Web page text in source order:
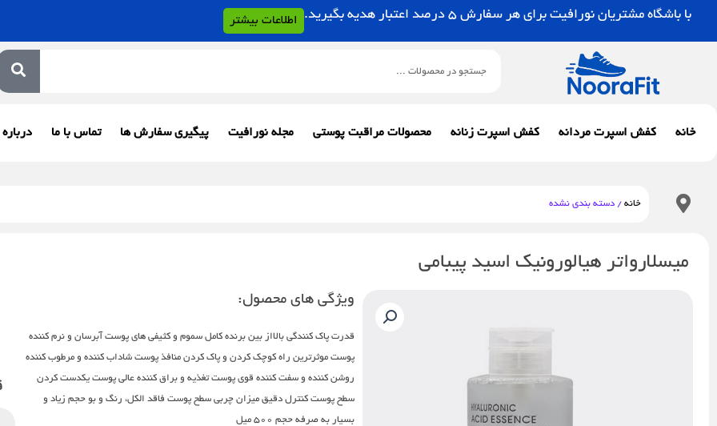
با باشگاه مشتریان نورافیت برای هر سفارش 5 درصد اعتبار هدیه بگیرید. اطلاعات بیشتر
خانه کفش اسپرت مردانه کفش اسپرت زنانه محصولات مراقبت پوستی مجله نورافیت پیگیری سفارش ها تماس با ما درباره
خانه / دسته بندی نشده
میسلارواتر هیالورونیک اسید پیبامی
ویژگی های محصول:
قدرت پاک کنندگی بالااز بین برنده کامل سموم و کثیفی های پوست آبرسان و نرم کننده
پوست موثرترین راه کوچک کردن و پاک کردن منافذ پوست شاداب کننده و مرطوب کننده
روشن کننده و سفت کننده قوی پوست تغذیه و براق کننده عالی پوست یکدست کردن
سطح پوست کنترل دقیق میزان چربی سطح پوست فاقد الکل، رنگ و بو حجم زیاد و
بسیار به صرفه حجم ۵۰۰ میل